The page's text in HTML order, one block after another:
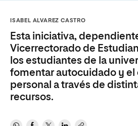
ISABEL ALVAREZ CASTRO
Esta iniciativa,
Vicerrectorado de
los estudiantes de la
fomentar autocuidado y
personal a través de
recursos.